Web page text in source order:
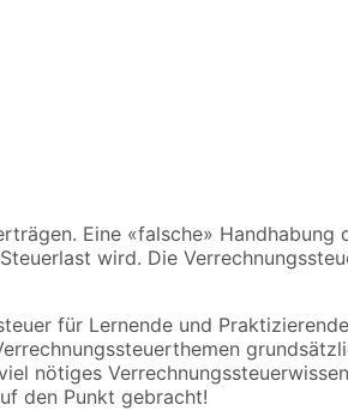
Eine «falsche» Handhabung
wird. Die
für Lernende und
nötiges
den Punkt gebracht!